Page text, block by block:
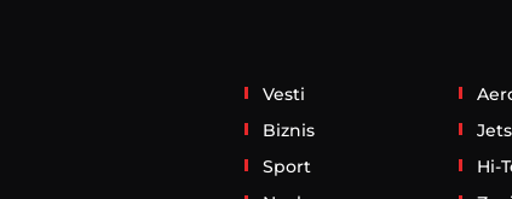
Vesti
Biznis
Sport
Hi-